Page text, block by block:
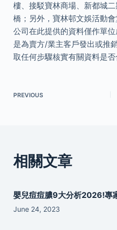
樓、接駁寶林商場、新都城
橋；另外，寶林邨文娛活動
公司在此提供的資料僅作單
是為賣方/業主客戶發出或推
取任何步驟核實有關資料是否
PREVIOUS
相關文章
嬰兒痘痘膿9大分析2026!專
June 24, 2023